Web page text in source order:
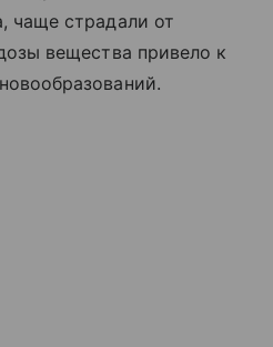
чаще страдали от
вещества привело к